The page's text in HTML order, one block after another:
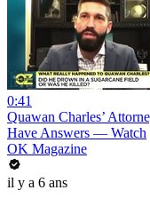
0:41
Quawan Charles’
Have Answers — Watch
OK Magazine
il y a 6 ans